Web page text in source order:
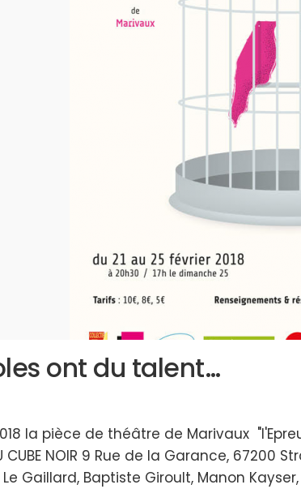
ont du talent…
la pièce de théâtre de Marivaux
CUBE NOIR 9 Rue de la Garance,
Gaillard, Baptiste Giroult, Manon